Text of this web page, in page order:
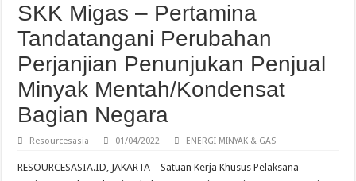
SKK Migas – Pertamina
Tandatangani Perubahan
Perjanjian Penunjukan Penjual
Minyak Mentah/Kondensat
Bagian Negara
Resourcesasia 01/04/2022 ENERGI MINYAK & GAS
RESOURCESASIA.ID, JAKARTA – Satuan Kerja Khusus Pelaksana